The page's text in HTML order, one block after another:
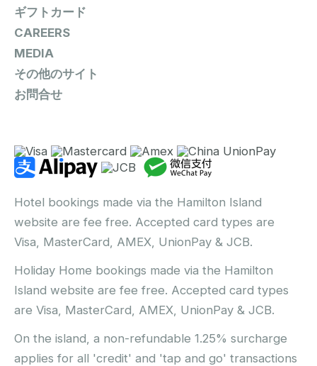
ギフトカード
CAREERS
MEDIA
その他のサイト
お問合せ
Hotel bookings made via the Hamilton Island
website are fee free. Accepted card types are
Visa, MasterCard, AMEX, UnionPay & JCB.
Holiday Home bookings made via the Hamilton
Island website are fee free. Accepted card types
are Visa, MasterCard, AMEX, UnionPay & JCB.
On the island, a non-refundable 1.25% surcharge
applies for all 'credit' and 'tap and go' transactions